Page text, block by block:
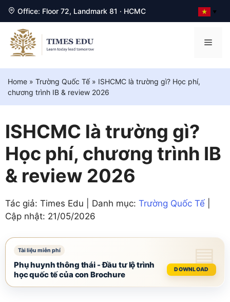
Office: Floor 72, Landmark 81 · HCMC ▼
Chuyển
đến
nội
dung
Home » Trường Quốc Tế» ISHCMC là trường gì? Học phí,
chương trình IB & review 2026
ISHCMC là trường gì?
Học phí, chương trình IB
& review 2026
Tác giả: Times Edu | Danh mục: Trường Quốc Tế
Cập nhật: 21/05/2026
Phụ huynh thông thái - Đầu tư lộ trình
học quốc tế của con Brochure
DOWNLOAD